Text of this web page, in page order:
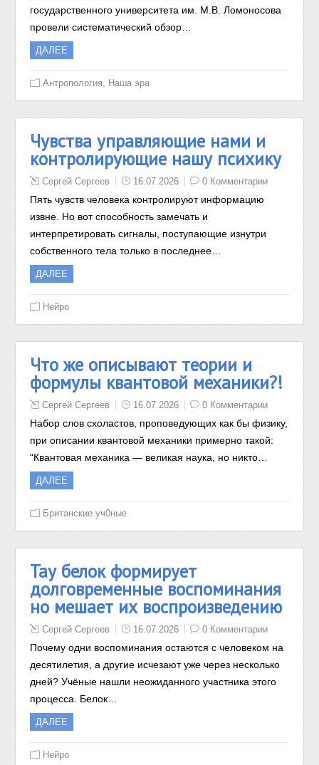
государственного университета им. М.В. Ломоносова
провели систематический обзор…
ДАЛЕЕ
Антропология, Наша эра
Чувства управляющие нами и
контролирующие нашу психику
Сергей Сергеев 16.07.2026 0 Комментарии
Пять чувств человека контролируют информацию
извне. Но вот способность замечать и
интерпретировать сигналы, поступающие изнутри
собственного тела только в последнее…
ДАЛЕЕ
Нейро
Что же описывают теории и
формулы квантовой механики?!
Сергей Сергеев 16.07.2026 0 Комментарии
Набор слов схоластов, проповедующих как бы физику,
при описании квантовой механики примерно такой:
“Квантовая механика — великая наука, но никто…
ДАЛЕЕ
Британские уч0ные
Тау белок формирует
долговременные воспоминания
но мешает их воспроизведению
Сергей Сергеев 16.07.2026 0 Комментарии
Почему одни воспоминания остаются с человеком на
десятилетия, а другие исчезают уже через несколько
дней? Учёные нашли неожиданного участника этого
процесса. Белок…
ДАЛЕЕ
Нейро